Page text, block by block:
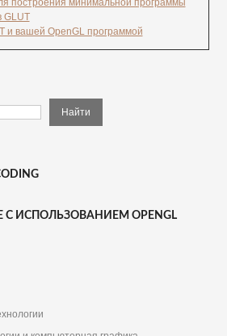
построения минимальной программы
GLUT
и вашей OpenGL программой
ИСПОЛЬЗОВАНИЕМ OPENGL